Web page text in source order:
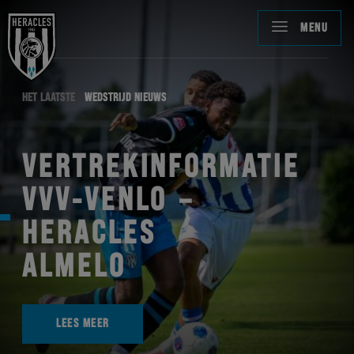
MENU
HET LAATSTE WEDSTRIJD NIEUWS
VERTREKINFORMATIE
VVV-VENLO –
HERACLES
ALMELO
LEES MEER